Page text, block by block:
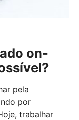
on-
pela
por
trabalhar